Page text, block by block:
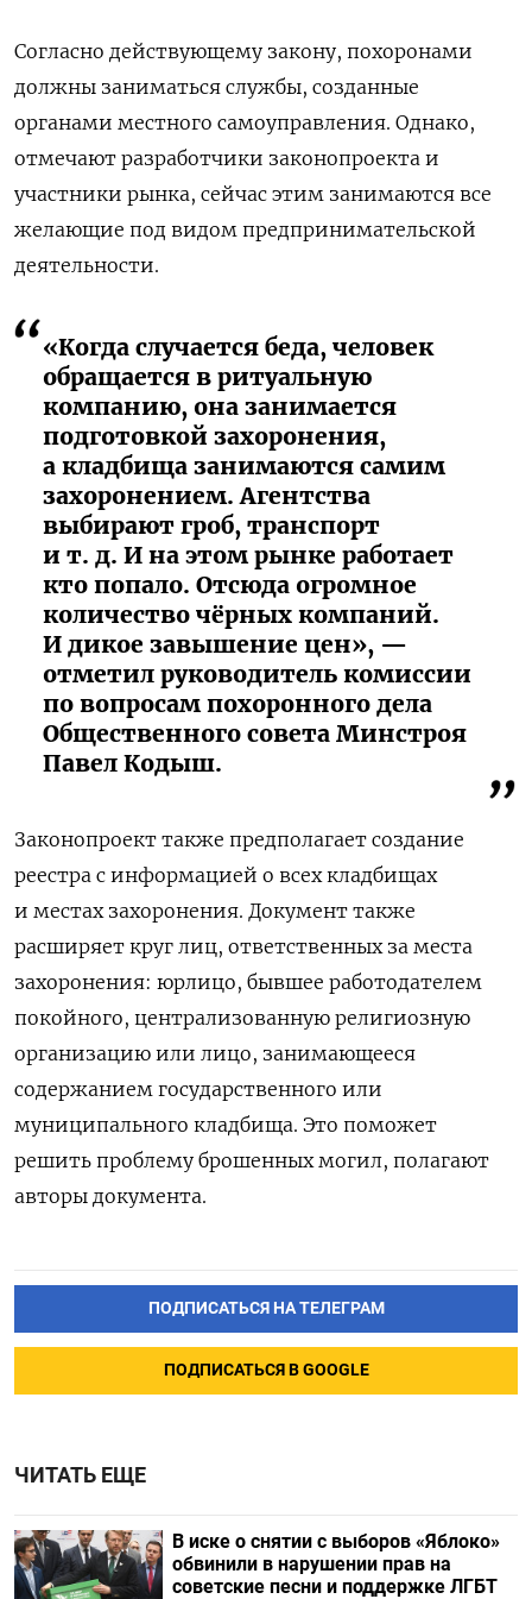
Согласно действующему закону, похоронами
должны заниматься службы, созданные
органами местного самоуправления. Однако,
отмечают разработчики законопроекта и
участники рынка, сейчас этим занимаются все
желающие под видом предпринимательской
деятельности.
«Когда случается беда, человек
обращается в ритуальную
компанию, она занимается
подготовкой захоронения,
а кладбища занимаются самим
захоронением. Агентства
выбирают гроб, транспорт
и т. д. И на этом рынке работает
кто попало. Отсюда огромное
количество чёрных компаний.
И дикое завышение цен», —
отметил руководитель комиссии
по вопросам похоронного дела
Общественного совета Минстроя
Павел Кодыш.
Законопроект также предполагает создание
реестра с информацией о всех кладбищах
и местах захоронения. Документ также
расширяет круг лиц, ответственных за места
захоронения: юрлицо, бывшее работодателем
покойного, централизованную религиозную
организацию или лицо, занимающееся
содержанием государственного или
муниципального кладбища. Это поможет
решить проблему брошенных могил, полагают
авторы документа.
ПОДПИСАТЬСЯ НА ТЕЛЕГРАМ
ПОДПИСАТЬСЯ В GOOGLE
ЧИТАТЬ ЕЩЕ
В иске о снятии с выборов «Яблоко»
обвинили в нарушении прав на
советские песни и поддержке ЛГБТ